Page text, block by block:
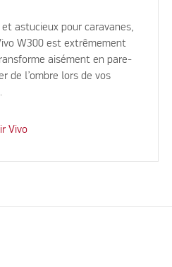
astucieux pour caravanes,
W300 est extrêmement
aisément en pare-
de l’ombre lors de vos
Vivo